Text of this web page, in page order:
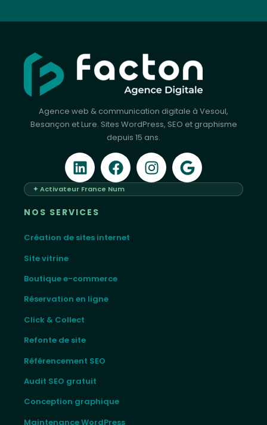
Agence web & communication digitale à Vesoul,
Besançon et Lure. Sites WordPress, SEO et graphisme
depuis 15 ans.
✦ Activateur France Num
NOS SERVICES
Création de sites internet
Site vitrine
Boutique e-commerce
Réservation en ligne
Click & Collect
Refonte de site
Référencement SEO
Audit SEO gratuit
Conception graphique
Maintenance WordPress